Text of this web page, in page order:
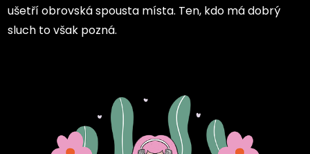
ušetří obrovská spousta místa. Ten, kdo má dobrý
sluch to však pozná.